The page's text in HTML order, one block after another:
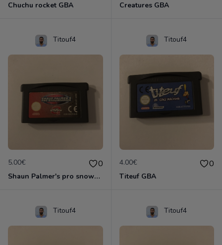
Chuchu rocket GBA Creatures GBA
Titouf4
5.00€ 0
Shaun Palmer's pro snowboarder
Titouf4
4.00€ 0
Titeuf GBA
Titouf4 Titouf4